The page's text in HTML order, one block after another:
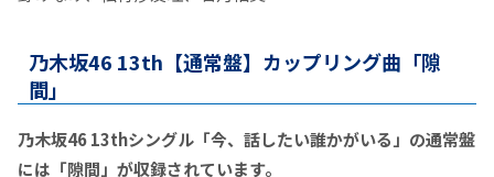
乃木坂46 13th【通常盤】カップリング曲「隙
間」
乃木坂46 13thシングル「今、話したい誰かがいる」の通常盤
には「隙間」が収録されています。